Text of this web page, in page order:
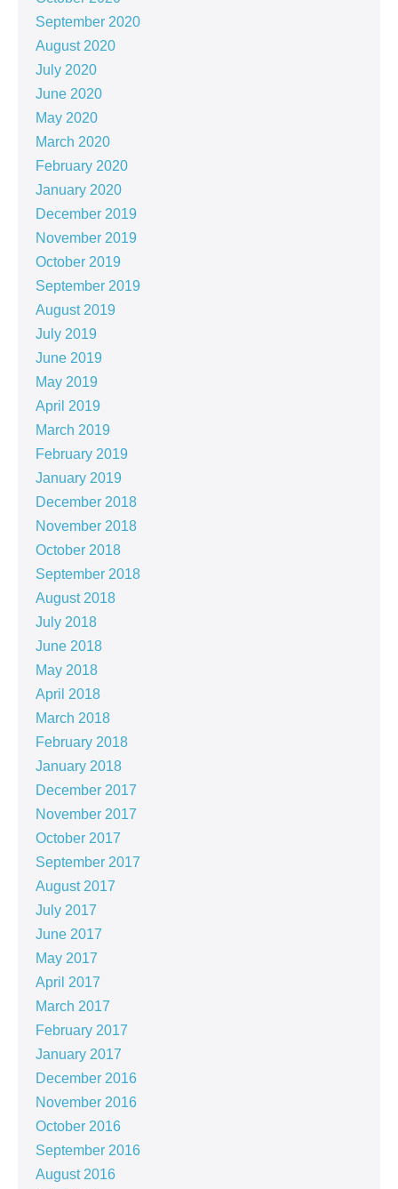
September 2020
August 2020
July 2020
June 2020
May 2020
March 2020
February 2020
January 2020
December 2019
November 2019
October 2019
September 2019
August 2019
July 2019
June 2019
May 2019
April 2019
March 2019
February 2019
January 2019
December 2018
November 2018
October 2018
September 2018
August 2018
July 2018
June 2018
May 2018
April 2018
March 2018
February 2018
January 2018
December 2017
November 2017
October 2017
September 2017
August 2017
July 2017
June 2017
May 2017
April 2017
March 2017
February 2017
January 2017
December 2016
November 2016
October 2016
September 2016
August 2016